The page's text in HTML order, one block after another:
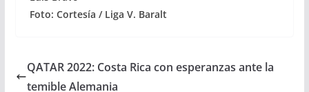
Foto: Cortesía / Liga V. Baralt
QATAR 2022: Costa Rica con esperanzas ante la
temible Alemania